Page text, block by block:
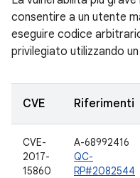
consentire a un utente
eseguire codice
privilegiato utilizzando
CVE Riferimenti
CVE-
2017-
15860
A-68992416
QC-
RP#2082544